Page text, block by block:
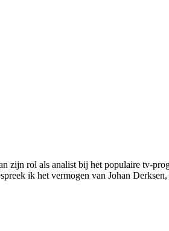
ik het vermogen van Johan